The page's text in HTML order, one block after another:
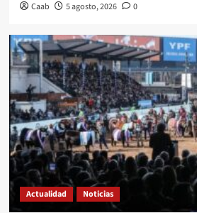
Caab 5 agosto, 2026 0
Actualidad Noticias